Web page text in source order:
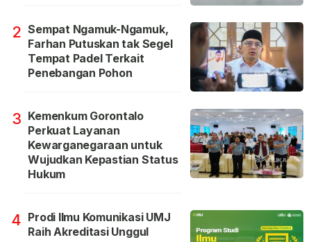
2 Sempat Ngamuk-Ngamuk,
Farhan Putuskan tak Segel
Tempat Padel Terkait
Penebangan Pohon
3 Kemenkum Gorontalo
Perkuat Layanan
Kewarganegaraan untuk
Wujudkan Kepastian Status
Hukum
4 Prodi Ilmu Komunikasi UMJ
Raih Akreditasi Unggul